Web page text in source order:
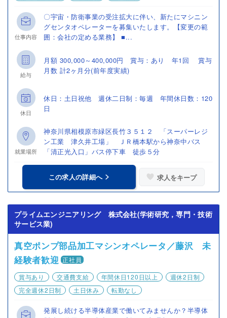
仕事内容
〇宇宙・防衛事業の受注拡大に伴い、新たにマシニン
グセンタオペレーターを募集いたします。【変更の範
囲：会社の定める業務】 ■...
給与
月額 300,000～400,000円 賞与：あり 年1回 賞与
月数 計2ヶ月分(前年度実績)
休日
休日：土日祝他 週休二日制：毎週 年間休日数：120
日
就業場所
神奈川県相模原市緑区長竹３５１２ 「スーパーレジ
ン工業 津久井工場」 ＪＲ橋本駅から神奈中バス
「清正光入口」バス停下車 徒歩５分
この求人の詳細へ 求人をキープ
プライムエンジニアリング 株式会社(学術研究，専門・技術
サービス業)
真空ポンプ部品加工マシンオペレータ／藤沢 未
経験者歓迎 正社員
賞与あり
交通費支給 年間休日120日以上
週休2日制
完全週休2日制
土日休み 転勤なし
発展し続ける半導体産業で働いてみませんか？半導体